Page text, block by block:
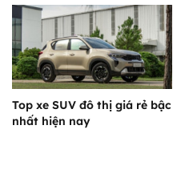
Top xe SUV đô thị giá rẻ bậc
nhất hiện nay